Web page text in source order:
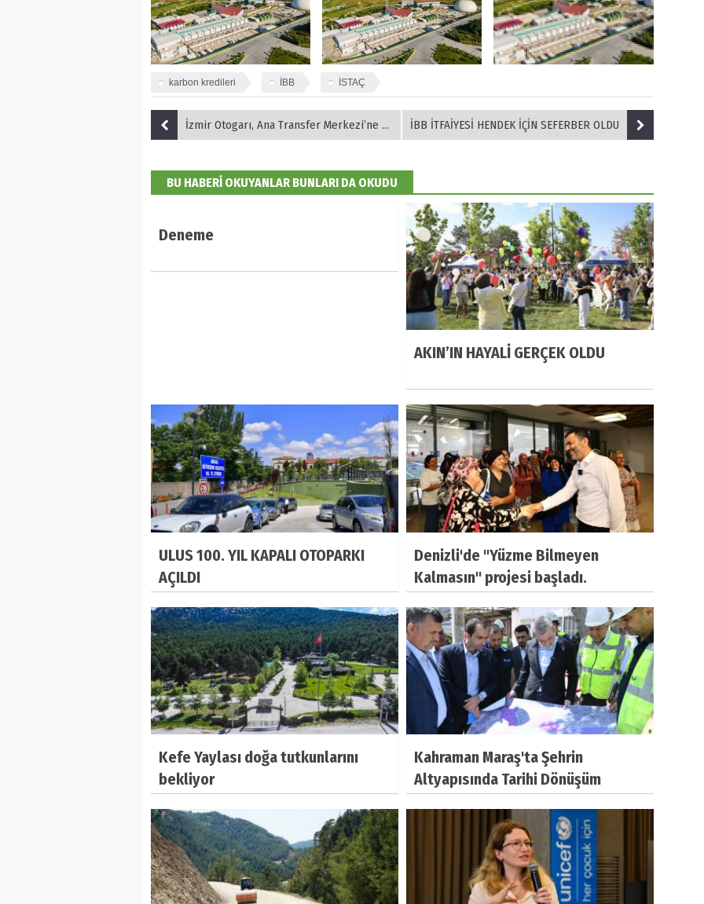
karbon kredileri İBB İSTAÇ
İzmir Otogarı, Ana Transfer Merkezi’ne dönüşüyor İBB İTFAİYESİ HENDEK İÇİN SEFERBER OLDU
BU HABERİ OKUYANLAR BUNLARI DA OKUDU
Deneme
AKIN’IN HAYALİ GERÇEK OLDU
ULUS 100. YIL KAPALI OTOPARKI
AÇILDI
Denizli'de "Yüzme Bilmeyen
Kalmasın" projesi başladı.
Kefe Yaylası doğa tutkunlarını
bekliyor
Kahraman Maraş'ta Şehrin
Altyapısında Tarihi Dönüşüm